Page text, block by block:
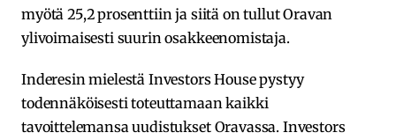
myötä 25,2 prosenttiin ja siitä on tullut Oravan
ylivoimaisesti suurin osakkeenomistaja.
Inderesin mielestä Investors House pystyy
todennäköisesti toteuttamaan kaikki
tavoittelemansa uudistukset Oravassa. Investors